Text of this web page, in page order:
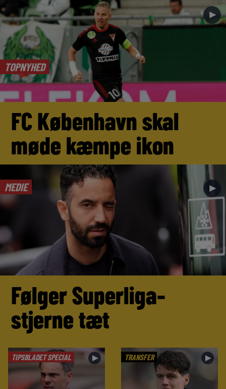
TOPNYHED
►
FC København skal
møde kæmpe ikon
MEDIE ►
Følger Superliga-
stjerne tæt
TIPSBLADET SPECIAL ► TRANSFER ►